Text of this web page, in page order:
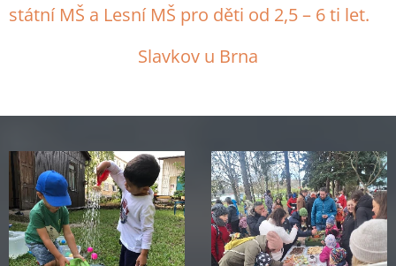
státní MŠ a Lesní MŠ pro děti od 2,5 – 6 ti let.
Slavkov u Brna